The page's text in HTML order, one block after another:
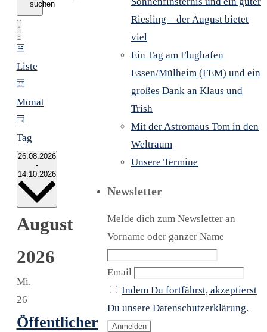
und
Ansichten,
Navigation
nach
Veranstaltungen
Schlüsselwort.
suchen
Veranstaltung
Ansichten-
Navigation
Liste
Liste
Monat
Tag
26.08.2026
-
14.10.2026
Datum
wählen.
August
2026
Mi.
26
Öffentlicher
Riesling – der August bietet
viel
Ein Tag am Flughafen
Essen/Mülheim (FEM) und ein
großes Dank an Klaus und
Trish
Mit der Astromaus Tom in den
Weltraum
Unsere Termine
Newsletter
Melde dich zum Newsletter an
Vorname oder ganzer Name
Email
Indem Du fortfährst, akzeptierst
Du unsere Datenschutzerklärung.